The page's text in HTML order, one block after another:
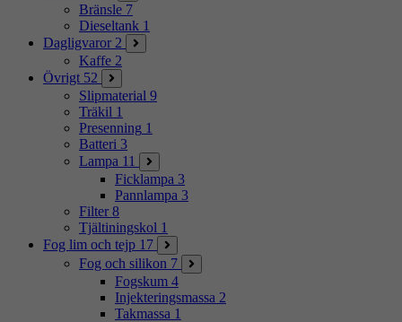
Bränsle 7
Dieseltank 1
Dagligvaror 2
Kaffe 2
Övrigt 52
Slipmaterial 9
Träkil 1
Presenning 1
Batteri 3
Lampa 11
Ficklampa 3
Pannlampa 3
Filter 8
Tjältiningskol 1
Fog lim och tejp 17
Fog och silikon 7
Fogskum 4
Injekteringsmassa 2
Takmassa 1